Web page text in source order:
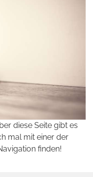
diese Seite gibt es
mal mit einer der
finden!